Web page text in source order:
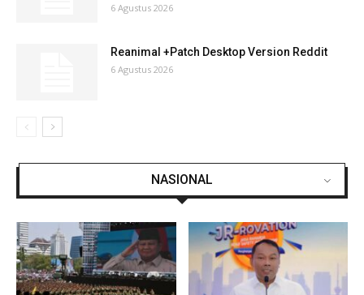
6 Agustus 2026
Reanimal +Patch Desktop Version Reddit
6 Agustus 2026
NASIONAL